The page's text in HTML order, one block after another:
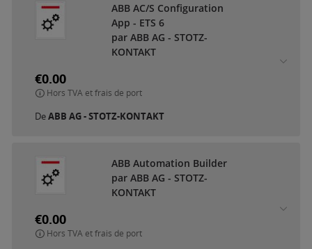
ABB AC/S Configuration
App - ETS 6
par ABB AG - STOTZ-
KONTAKT
€0.00
Hors TVA et frais de port
DeABB AG - STOTZ-KONTAKT
ABB Automation Builder
par ABB AG - STOTZ-
KONTAKT
€0.00
Hors TVA et frais de port